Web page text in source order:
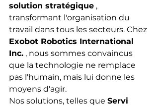
solution stratégique ,
transformant l'organisation du
travail dans tous les secteurs. Chez
Exobot Robotics International
Inc. , nous sommes convaincus
que la technologie ne remplace
pas l'humain, mais lui donne les
moyens d'agir.
Nos solutions, telles que Servi